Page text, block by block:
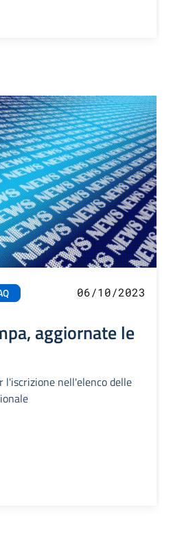
06/10/2023
aggiornate le
l'iscrizione nell'elenco delle